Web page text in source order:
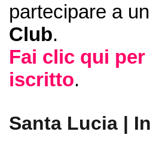
partecipare a
Club.
Fai clic qui
iscritto.
Santa Lucia |